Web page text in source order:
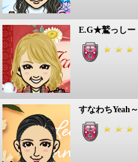
E.G★鷲っしー
すなわちYeah～